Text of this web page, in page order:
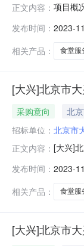
正文内容： 项目概
民币）
共和
发布时间： 2023-
相关产品：
食堂服
[大兴]北京市
采购意向 北
招标单位： 北京市
正文内容： [大兴]
北京市
格、服
发布时间： 2023-
相关产品：
食堂服
[大兴]北京市